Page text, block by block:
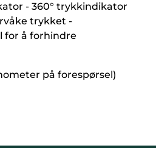
- 360° trykkindikator
trykket -
for å forhindre
på forespørsel)